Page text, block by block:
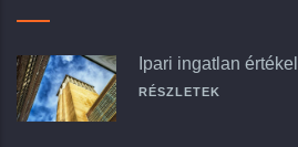
Ipari ingatlan
RÉSZLETEK